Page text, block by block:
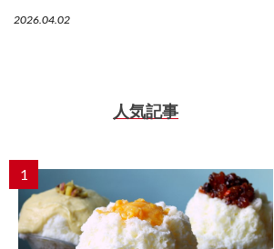
2026.04.02
人気記事
1